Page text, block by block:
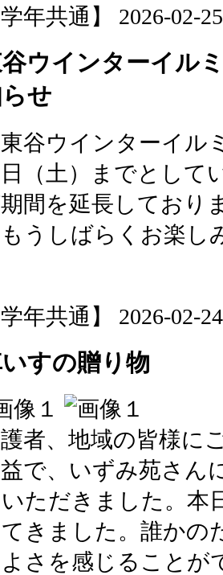
学年共通】 2026-02-
ウインターイル
せ
谷ウインターイル
（土）までとして
間を延長しており
うしばらくお楽し
学年共通】 2026-02-
すの贈り物
者、地域の皆様に
で、いずみ苑さん
ただきました。本
きました。誰かの
さを感じることが